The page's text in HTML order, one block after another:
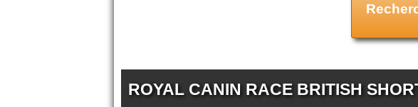
ROYAL CANIN RACE BRITISH